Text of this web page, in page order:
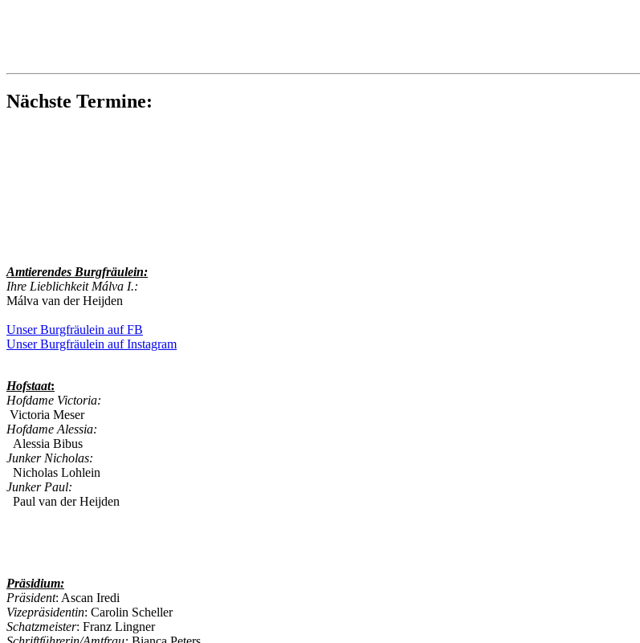
Nächste Termine:
Amtierendes Burgfräulein:
Ihre Lieblichkeit Málva I.:
Málva van der Heijden
Unser Burgfräulein auf FB
Unser Burgfräulein auf Instagram
Hofstaat:
Hofdame Victoria:
Victoria Meser
Hofdame Alessia:
Alessia Bibus
Junker Nicholas:
Nicholas Lohlein
Junker Paul:
Paul van der Heijden
Präsidium:
Präsident: Ascan Iredi
Vizepräsidentin: Carolin Scheller
Schatzmeister: Franz Lingner